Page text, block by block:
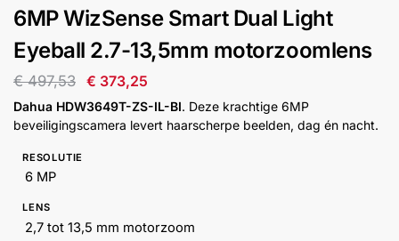
Inbraakbeveiliging
Merken
Outlet SALE
Help &
6MP WizSense Smart Dual Light
Eyeball 2.7-13,5mm motorzoomlens
€497,53 € 373,25
Dahua HDW3649T-ZS-IL-BI. Deze krachtige 6MP
beveiligingscamera levert haarscherpe beelden, dag én nacht.
RESOLUTIE
6 MP
LENS
2,7 tot 13,5 mm motorzoom